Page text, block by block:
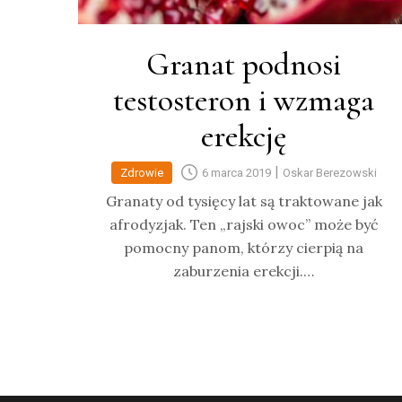
Granat podnosi
testosteron i wzmaga
erekcję
Zdrowie 6 marca 2019| Oskar Berezowski
Granaty od tysięcy lat są traktowane jak
afrodyzjak. Ten „rajski owoc” może być
pomocny panom, którzy cierpią na
zaburzenia erekcji.…